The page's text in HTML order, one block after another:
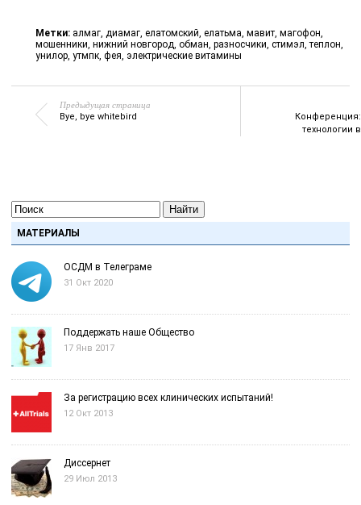
Метки: алмаг, диамаг, елатомский, елатьма, мавит, магофон,
мошенники, нижний новгород, обман, разносчики, стимэл,теплон,
унилор, утмпк, фея, электрические витамины
Предыдущая страница
Bye, bye whitebird
технологии
Найти
МАТЕРИАЛЫ
ОСДМ в Телеграме
31 Окт 2020
Поддержать наше Общество
17 Янв 2017
За регистрацию всех клинических испытаний!
12 Окт 2013
Диссернет
29 Июл 2013